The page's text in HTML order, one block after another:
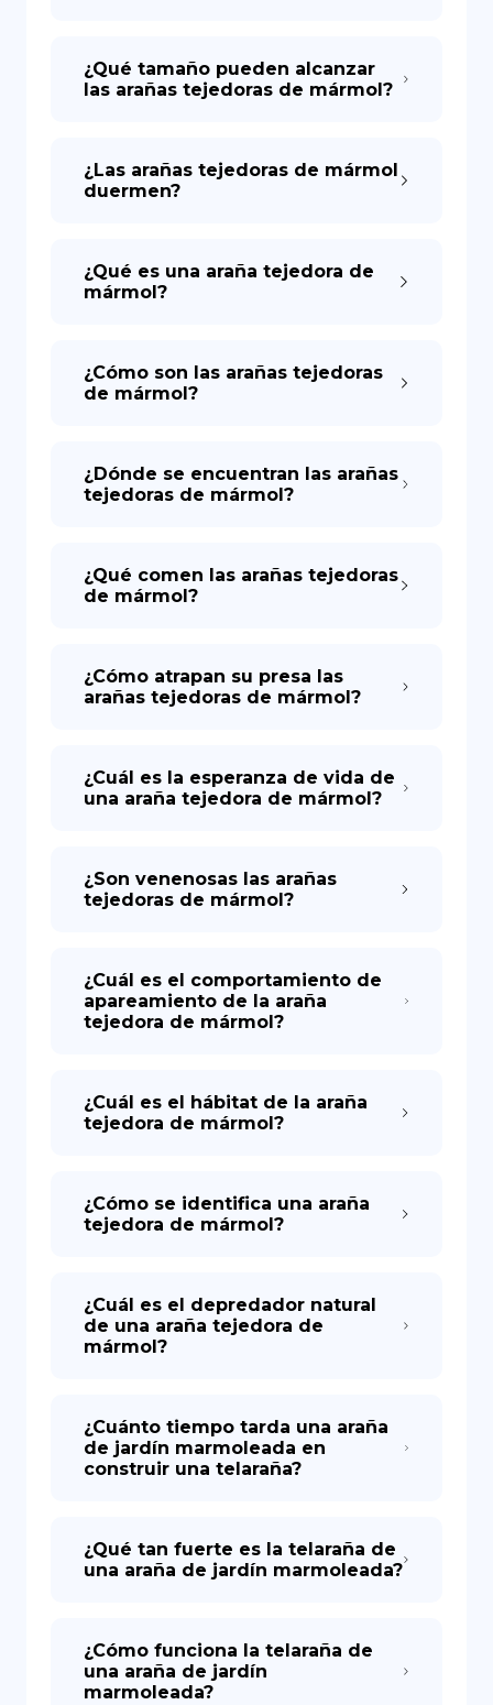
¿Qué tamaño pueden alcanzar
las arañas tejedoras de mármol?
¿Las arañas tejedoras de mármol
duermen?
¿Qué es una araña tejedora de
mármol?
¿Cómo son las arañas tejedoras
de mármol?
¿Dónde se encuentran las arañas
tejedoras de mármol?
¿Qué comen las arañas tejedoras
de mármol?
¿Cómo atrapan su presa las
arañas tejedoras de mármol?
¿Cuál es la esperanza de vida de
una araña tejedora de mármol?
¿Son venenosas las arañas
tejedoras de mármol?
¿Cuál es el comportamiento de
apareamiento de la araña
tejedora de mármol?
¿Cuál es el hábitat de la araña
tejedora de mármol?
¿Cómo se identifica una araña
tejedora de mármol?
¿Cuál es el depredador natural
de una araña tejedora de
mármol?
¿Cuánto tiempo tarda una araña
de jardín marmoleada en
construir una telaraña?
¿Qué tan fuerte es la telaraña de
una araña de jardín marmoleada?
¿Cómo funciona la telaraña de
una araña de jardín
marmoleada?